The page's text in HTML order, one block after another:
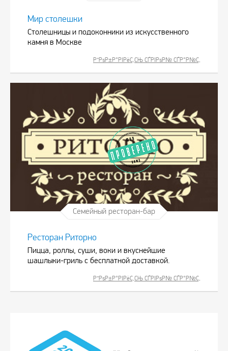
Мир столешки
Столешницы и подоконники из искусственного
камня в Москве
Р”РѕР±Р°РІРёС‚СЊ СЃРІРѕР№ СЃР°Р№С‚
Семейный ресторан-бар
Ресторан Риторно
Пицца, роллы, суши, воки и вкуснейшие
шашлыки-гриль с бесплатной доставкой.
Р”РѕР±Р°РІРёС‚СЊ СЃРІРѕР№ СЃР°Р№С‚